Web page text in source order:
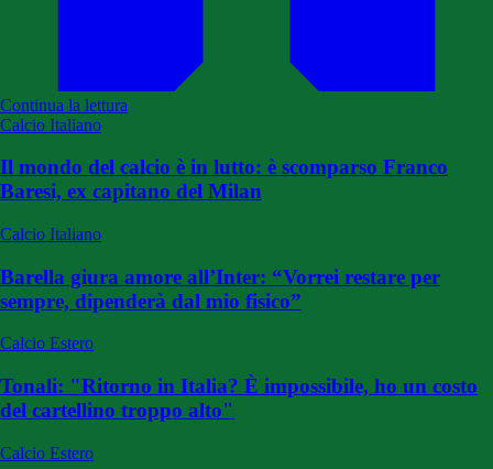
Continua la lettura
Calcio Italiano
Il mondo del calcio è in lutto: è scomparso Franco
Baresi, ex capitano del Milan
Calcio Italiano
Barella giura amore all’Inter: “Vorrei restare per
sempre, dipenderà dal mio fisico”
Calcio Estero
Tonali: "Ritorno in Italia? È impossibile, ho un costo
del cartellino troppo alto"
Calcio Estero